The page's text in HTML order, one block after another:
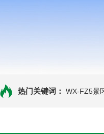
热门关键词： WX-FZ5景